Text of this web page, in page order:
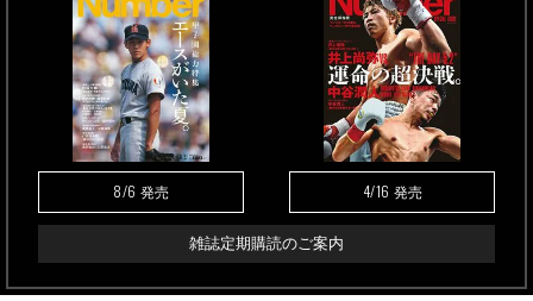
8/6 発売 4/16 発売
雑誌定期購読のご案内